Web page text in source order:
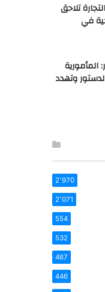
تلاحق
في
المأمورية
وتهدد
2٬970
2٬071
554
532
467
446